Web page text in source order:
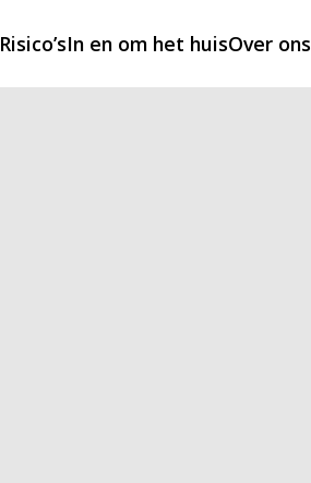
Risico’sIn en om het huisOver ons